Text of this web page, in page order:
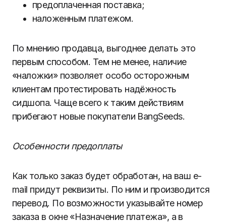
предоплаченная поставка;
наложенным платежом.
По мнению продавца, выгоднее делать это
первым способом. Тем не менее, наличие
«наложки» позволяет особо осторожным
клиентам протестировать надёжность
сидшопа. Чаще всего к таким действиям
прибегают новые покупатели BangSeeds.
Особенности предоплаты
Как только заказ будет обработан, на ваш e-
mail придут реквизиты. По ним и производится
перевод. По возможности указывайте номер
заказа в окне «Назначение платежа», а в